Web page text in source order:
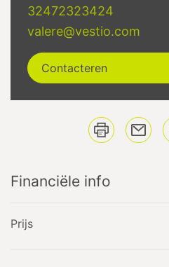
32472323424
valere@vestio.com
Contacteren
Financiële info
Prijs